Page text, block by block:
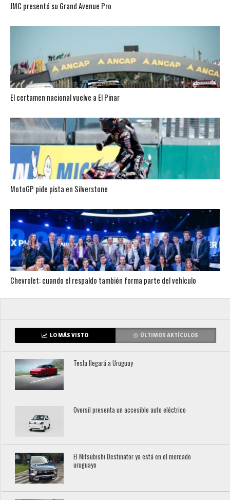
JMC presentó su Grand Avenue Pro
El certamen nacional vuelve a El Pinar
MotoGP pide pista en Silverstone
Chevrolet: cuando el respaldo también forma parte del vehículo
LO MÁS VISTO ÚLTIMOS ARTÍCULOS
Tesla llegará a Uruguay
Oversil presenta un accesible auto eléctrico
El Mitsubishi Destinator ya está en el mercado
uruguayo